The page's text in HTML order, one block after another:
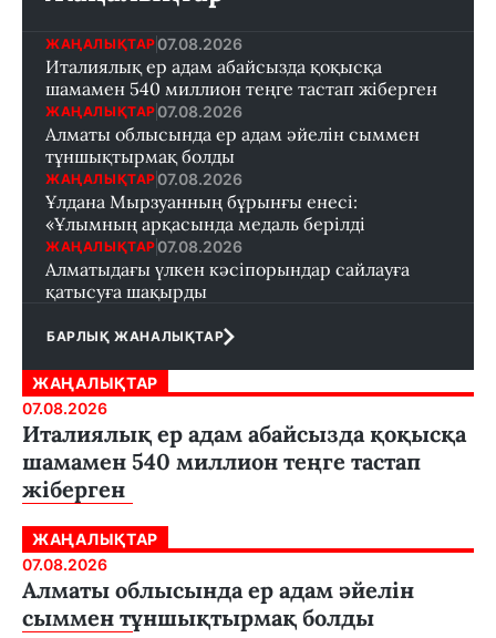
ЖАҢАЛЫҚТАР 07.08.2026
Италиялық ер адам абайсызда қоқысқа
шамамен 540 миллион теңге тастап жіберген
ЖАҢАЛЫҚТАР 07.08.2026
Алматы облысында ер адам әйелін сыммен
тұншықтырмақ болды
ЖАҢАЛЫҚТАР 07.08.2026
Ұлдана Мырзуанның бұрынғы енесі:
«Ұлымның арқасында медаль берілді
ЖАҢАЛЫҚТАР 07.08.2026
Алматыдағы үлкен кәсіпорындар сайлауға
қатысуға шақырды
БАРЛЫҚ ЖАНАЛЫҚТАР
ЖАҢАЛЫҚТАР
07.08.2026
Италиялық ер адам абайсызда қоқысқа
шамамен 540 миллион теңге тастап
жіберген
ЖАҢАЛЫҚТАР
07.08.2026
Алматы облысында ер адам әйелін
сыммен тұншықтырмақ болды